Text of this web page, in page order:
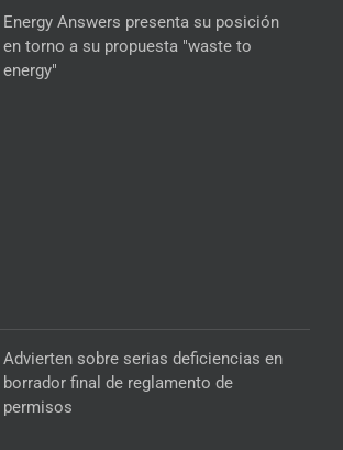
Energy Answers presenta su posición
en torno a su propuesta "waste to
energy"
Advierten sobre serias deficiencias en
borrador final de reglamento de
permisos